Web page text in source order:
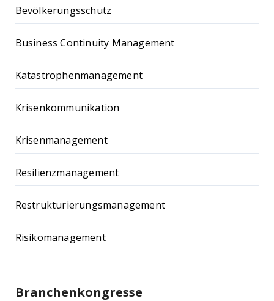
Bevölkerungsschutz
Business Continuity Management
Katastrophenmanagement
Krisenkommunikation
Krisenmanagement
Resilienzmanagement
Restrukturierungsmanagement
Risikomanagement
Branchenkongresse